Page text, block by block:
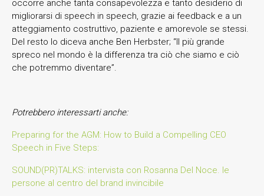
occorre anche tanta consapevolezza e tanto desiderio di
migliorarsi di speech in speech, grazie ai feedback e a un
atteggiamento costruttivo, paziente e amorevole se stessi.
Del resto lo diceva anche Ben Herbster; “Il più grande
spreco nel mondo è la differenza tra ciò che siamo e ciò
che potremmo diventare”.
Potrebbero interessarti anche:
Preparing for the AGM: How to Build a Compelling CEO
Speech in Five Steps:
SOUND(PR)TALKS: intervista con Rosanna Del Noce. le
persone al centro del brand invincibile